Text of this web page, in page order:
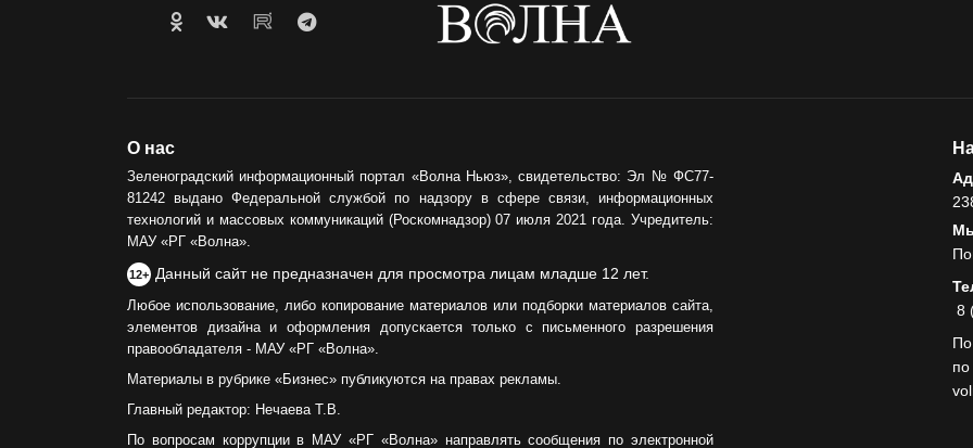
О нас
Зеленоградский информационный портал «Волна Ньюз», свидетельство: Эл № ФС77-
81242 выдано Федеральной службой по надзору в сфере связи, информационных
технологий и массовых коммуникаций (Роскомнадзор) 07 июля 2021 года. Учредитель:
МАУ «РГ «Волна».
12+ Данный сайт не предназначен для просмотра лицам младше 12 лет.
Любое использование, либо копирование материалов или подборки материалов сайта,
элементов дизайна и оформления допускается только с письменного разрешения
правообладателя - МАУ «РГ «Волна».
Материалы в рубрике «Бизнес» публикуются на правах рекламы.
Главный редактор: Нечаева Т.В.
По вопросам коррупции в МАУ «РГ «Волна» направлять сообщения по электронной
8